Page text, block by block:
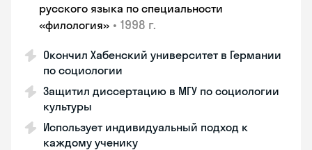
русского языка по специальности
«филология» • 1998 г.
Окончил Хабенский университет в Германии
по социологии
Защитил диссертацию в МГУ по социологии
культуры
Использует индивидуальный подход к
каждому ученику